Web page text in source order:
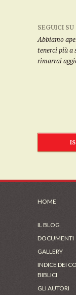
SEGUICI
Abbiamo
tenerci più a
rimarrai
HOME
IL BLOG
DOCUMENTI
GALLERY
INDICE DEI
BIBLICI
GLI AUTORI